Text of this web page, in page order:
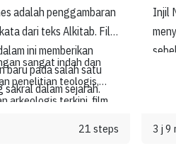
adalah penggambaran
dari teks Alkitab. Film
ini memberikan
baru pada salah satu
sakral dalam sejarah.
sangat indah dan
penelitian teologis,
arkeologis terkini, film
dikenang.
21 steps
Injil
dan
3 j 9